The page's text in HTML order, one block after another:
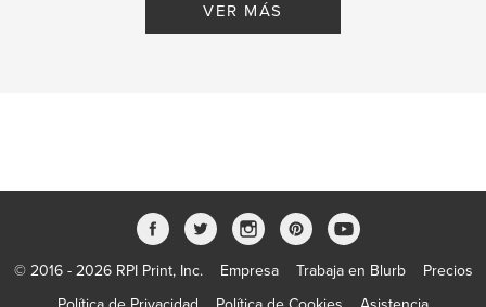
VER MÁS
© 2016 - 2026 RPI Print, Inc. Empresa Trabaja en Blurb
Precios